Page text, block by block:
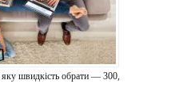
яку швидкість обрати — 300,